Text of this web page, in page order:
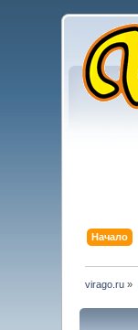
Начало
virago.ru »